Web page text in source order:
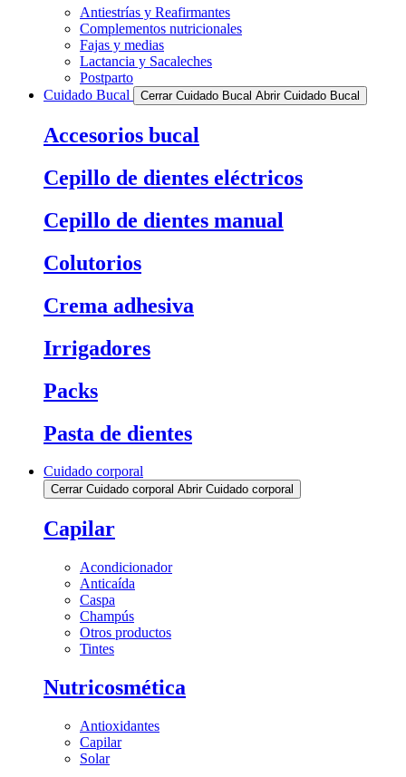
Antiestrías y Reafirmantes
Complementos nutricionales
Fajas y medias
Lactancia y Sacaleches
Postparto
Cuidado Bucal
Cerrar Cuidado Bucal Abrir Cuidado Bucal
Accesorios bucal
Cepillo de dientes eléctricos
Cepillo de dientes manual
Colutorios
Crema adhesiva
Irrigadores
Packs
Pasta de dientes
Cuidado corporal
Cerrar Cuidado corporal Abrir Cuidado corporal
Capilar
Acondicionador
Anticaída
Caspa
Champús
Otros productos
Tintes
Nutricosmética
Antioxidantes
Capilar
Solar